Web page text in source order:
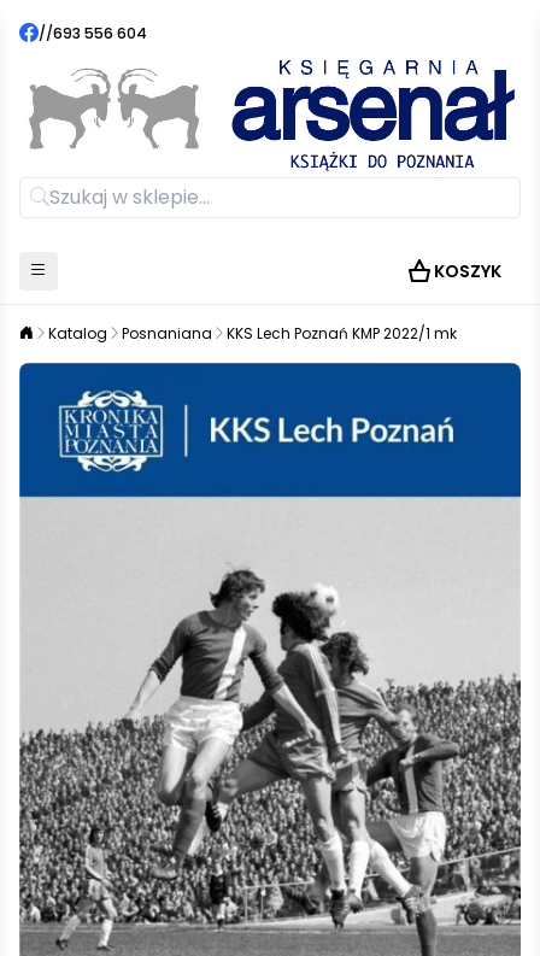
//693 556 604
KOSZYK
Katalog Posnaniana KKS Lech Poznań KMP 2022/1 mk